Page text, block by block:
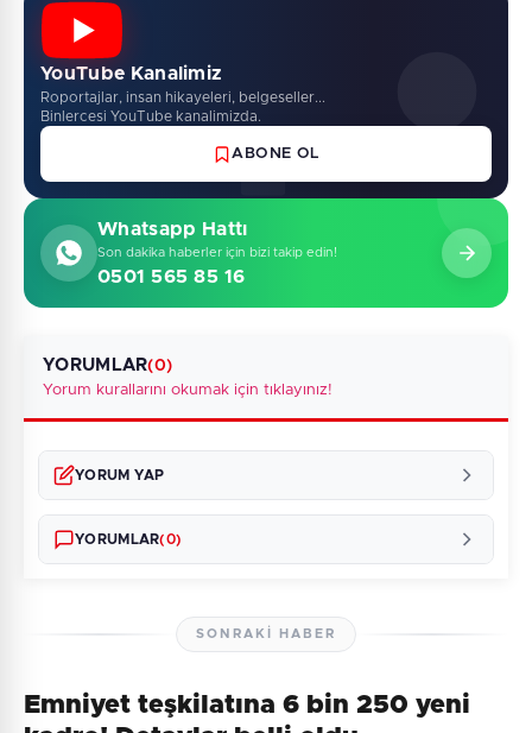
YouTube Kanalimiz
Roportajlar, insan hikayeleri, belgeseller...
Binlercesi YouTube kanalimizda.
ABONE OL
Whatsapp Hattı
Son dakika haberler için bizi takip edin!
0501 565 85 16
YORUMLAR(0)
Yorum kurallarını okumak için tıklayınız!
YORUM YAP
YORUMLAR(0)
Henüz yorum yapılmamış. İlk yorumu siz yapın!
SONRAKI HABER
Emniyet teşkilatına 6 bin 250 yeni